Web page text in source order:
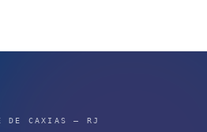
DE CAXIAS — RJ